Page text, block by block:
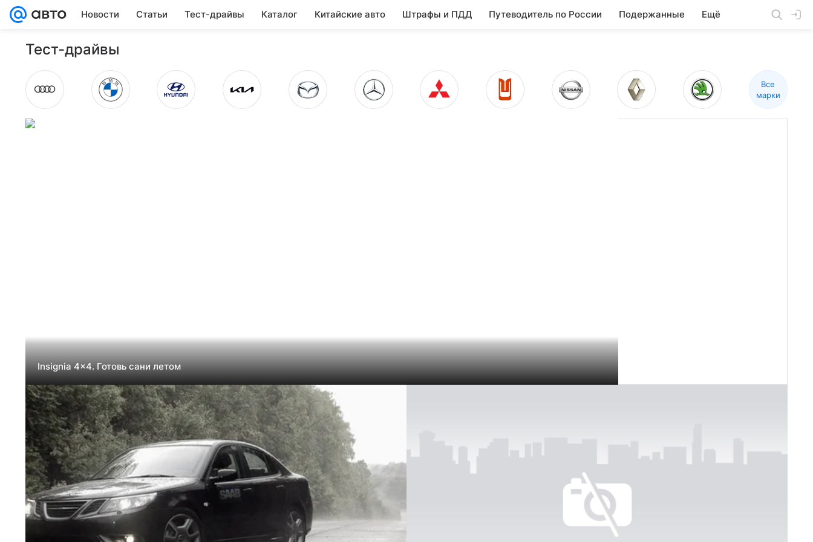
Новости Статьи Тест-драйвы Каталог Китайские авто Штрафы и ПДД Путеводитель по России Подержанные Ещё
Тест-драйвы
Все
марки
Insignia 4x4. Готовь сани летом